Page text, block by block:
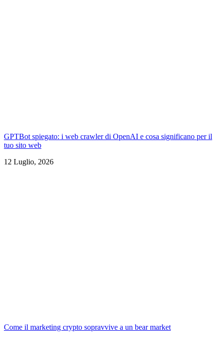
GPTBot spiegato: i web crawler di OpenAI e cosa significano per il
tuo sito web
12 Luglio, 2026
Come il marketing crypto sopravvive a un bear market